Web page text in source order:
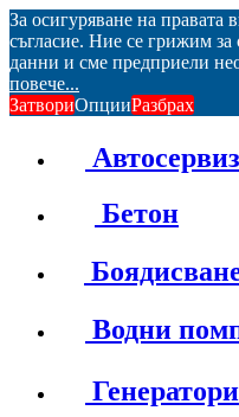
За осигуряване на
съгласие. Ние се грижим
данни и сме предприели
повече...
ЗатвориОпцииРазбрах
Автосервиз
Бетон
Водни
Генератори